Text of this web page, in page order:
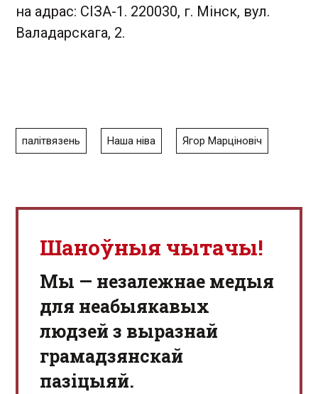
на адрас: СІЗА-1. 220030, г. Мінск, вул.
Валадарскага, 2.
палітвязень Наша ніва Ягор Марціновіч
Шаноўныя чытачы!
Мы — незалежнае медыя
для неабыякавых
людзей з выразнай
грамадзянскай
пазіцыяй.